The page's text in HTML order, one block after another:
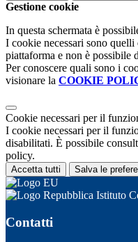
Gestione cookie
In questa schermata è
I cookie necessari sono
piattaforma e non è possibile
Per conoscere quali sono i
visionare la COOKIE
Cookie necessari per il
I cookie necessari per il
disabilitati. È possibile
policy.
Accetta tutti Salva le
Istituto
Contatti